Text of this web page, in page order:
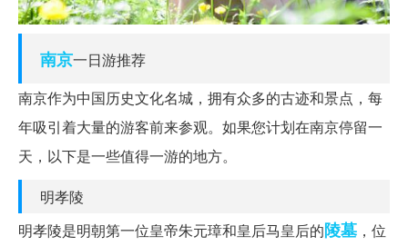
南京一日游推荐
南京作为中国历史文化名城，拥有众多的古迹和景点，每
年吸引着大量的游客前来参观。如果您计划在南京停留一
天，以下是一些值得一游的地方。
明孝陵
明孝陵是明朝第一位皇帝朱元璋和皇后马皇后的陵墓 ，位